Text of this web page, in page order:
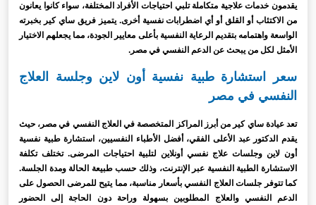
يقدمون خدمات علاجية متكاملة تلبي احتياجات الأفراد المختلفة، سواء كانوا يعانون
من الاكتئاب أو القلق أو أي اضطرابات نفسية أخرى. يتميز فريق ساي كير بخبرته
الواسعة واهتمامه بتقديم الرعاية النفسية بأعلى معايير الجودة، مما يجعلهم الاختيار
الأمثل لكل من يبحث عن الدعم النفسي في مصر.
سعر استشارة طبية نفسية أون لاين وجلسة العلاج
النفسي في مصر
تعد عيادة ساي كير من أبرز المراكز المتخصصة في العلاج النفسي في مصر، حيث
يقدم الدكتور عبد الأعلى الفقي، أفضل الأطباء النفسيين، استشارة طبية نفسية
أون لاين وجلسات علاج نفسي أونلاين لتلبية احتياجات المرضى. تختلف تكلفة
الاستشارة الطبية النفسية عبر الإنترنت، وذلك حسب طبيعة الحالة ومدة الجلسة.
كما تتوفر جلسات العلاج النفسي بأسعار مناسبة، مما يتيح للمرضى الحصول على
الدعم النفسي والعلاج المطلوبين بسهولة وراحة دون الحاجة إلى الحضور